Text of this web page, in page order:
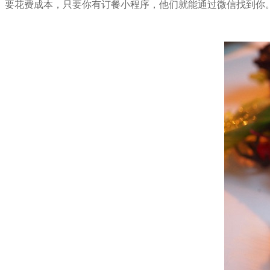
要花费成本，只要你有订餐小程序，他们就能通过微信找到你